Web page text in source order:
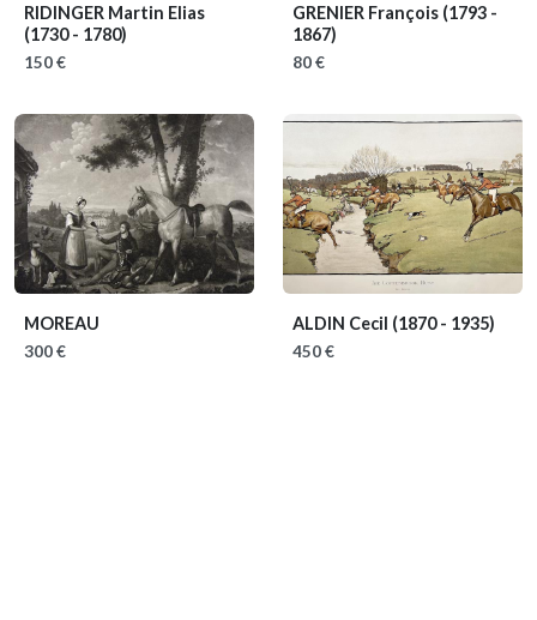
RIDINGER Martin Elias
(1730 - 1780)
150 €
GRENIER François (1793 -
1867)
80 €
MOREAU
300 €
ALDIN Cecil (1870 - 1935)
450 €